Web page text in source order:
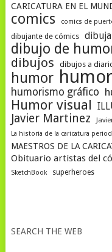
CARICATURA EN EL
comics comics de
dibujante de cómics
dibujo de
dibujos dibujos a
humor
humorismo gráfico
Humor visual
Javier Martinez
La historia de la caricatura
MAESTROS DE LA
Obituario artistas del
SketchBook
superheroes
SEARCH THE WEB